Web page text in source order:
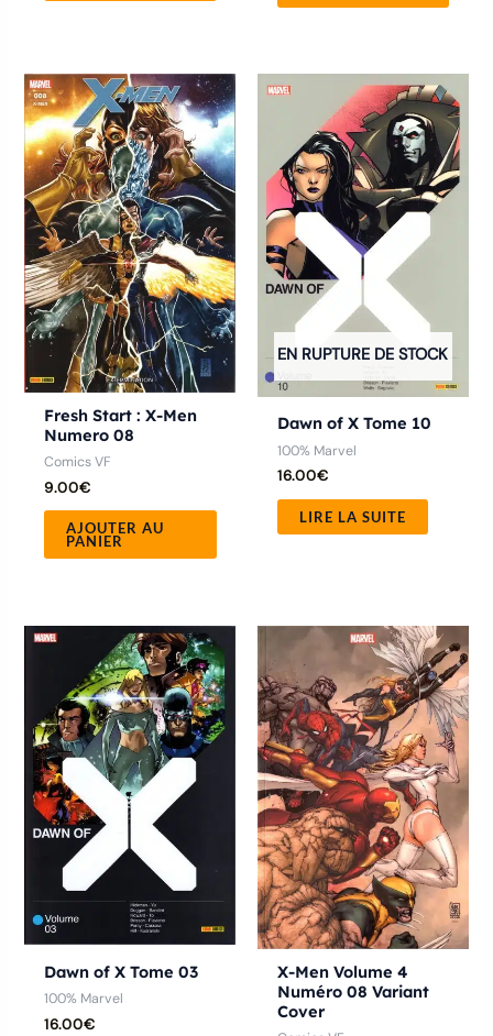
Fresh Start : X-Men
Numero 08
Comics VF
9.00€
AJOUTER AU
PANIER
EN RUPTURE DE STOCK
Dawn of X Tome 10
100% Marvel
16.00€
LIRE LA SUITE
Dawn of X Tome 03
100% Marvel
16.00€
X-Men Volume 4
Numéro 08 Variant
Cover